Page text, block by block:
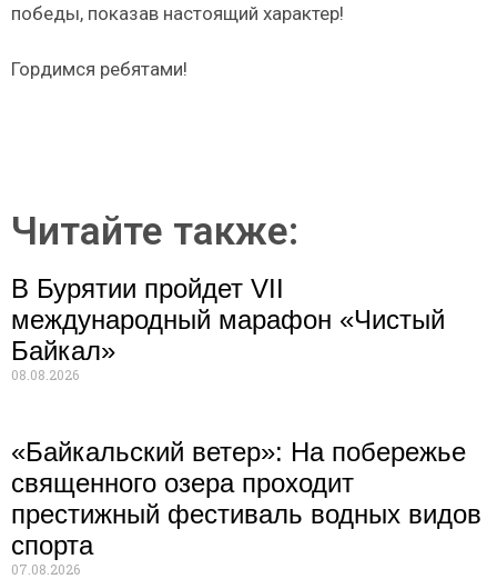
победы, показав настоящий характер!
Гордимся ребятами!
Читайте также:
В Бурятии пройдет VII
международный марафон «Чистый
Байкал»
08.08.2026
«Байкальский ветер»: На побережье
священного озера проходит
престижный фестиваль водных видов
спорта
07.08.2026